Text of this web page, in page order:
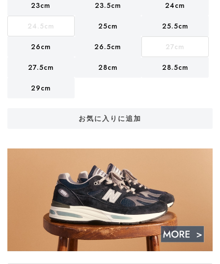
23cm 23.5cm 24cm
24.5cm 25cm 25.5cm
26cm 26.5cm 27cm
27.5cm 28cm 28.5cm
29cm
お気に入りに追加